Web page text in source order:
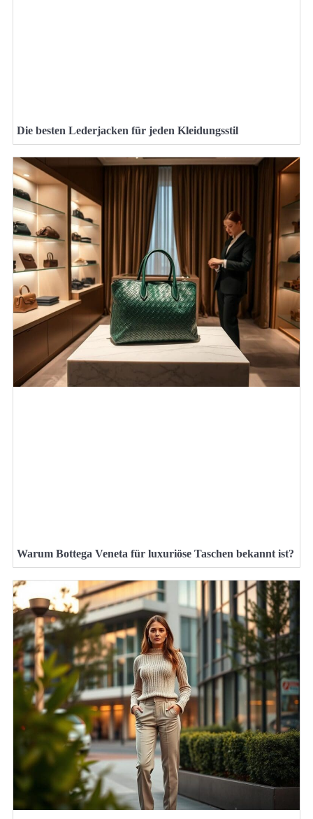
Die besten Lederjacken für jeden Kleidungsstil
Warum Bottega Veneta für luxuriöse Taschen bekannt ist?